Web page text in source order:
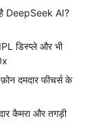
DeepSeek AI?
डिस्प्ले और भी
दमदार फीचर्स के
कैमरा और तगड़ी